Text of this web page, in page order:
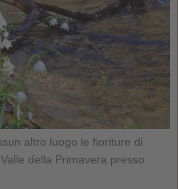
altro luogo le fioriture di
della Primavera presso